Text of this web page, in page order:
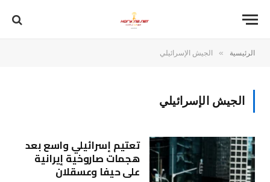
الرئيسية » الجيش الإسرائيلي
الجيش الإسرائيلي
تعتيم إسرائيلي واسع بعد
هجمات صاروخية إيرانية
على حيفا وعسقلان